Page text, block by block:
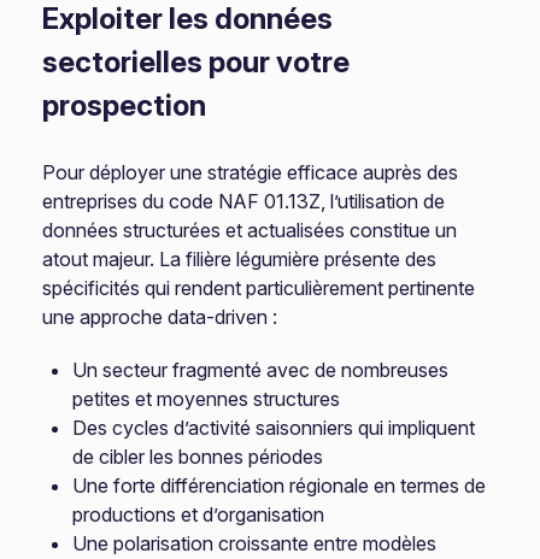
Exploiter les données
sectorielles pour votre
prospection
Pour déployer une stratégie efficace auprès des
entreprises du code NAF 01.13Z, l’utilisation de
données structurées et actualisées constitue un
atout majeur. La filière légumière présente des
spécificités qui rendent particulièrement pertinente
une approche data-driven :
Un secteur fragmenté avec de nombreuses
petites et moyennes structures
Des cycles d’activité saisonniers qui impliquent
de cibler les bonnes périodes
Une forte différenciation régionale en termes de
productions et d’organisation
Une polarisation croissante entre modèles